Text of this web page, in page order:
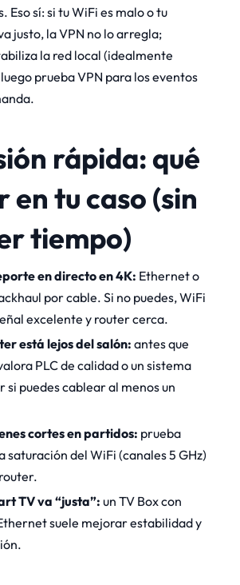
Eso sí: si tu WiFi es malo o tu
justo, la VPN no lo arregla;
la red local (idealmente
prueba VPN para los eventos
rápida: qué
en tu caso (sin
tiempo)
en directo en 4K: Ethernet o
por cable. Si no puedes, WiFi
excelente y router cerca.
está lejos del salón:antes que
PLC de calidad o un sistema
si puedes cablear al menos un
cortes en partidos: prueba
saturación del WiFi (canales 5 GHz)
TV va “justa”: un TV Box con
suele mejorar estabilidad y